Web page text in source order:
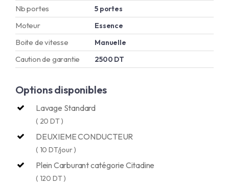
Nb portes 5 portes
Moteur Essence
Boite de vitesse Manuelle
Caution de garantie 2500 DT
Options disponibles
Lavage Standard
( 20 DT )
DEUXIEME CONDUCTEUR
( 10 DT/jour )
Plein Carburant catégorie Citadine
( 120 DT )